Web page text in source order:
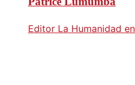
Editor La Humanidad